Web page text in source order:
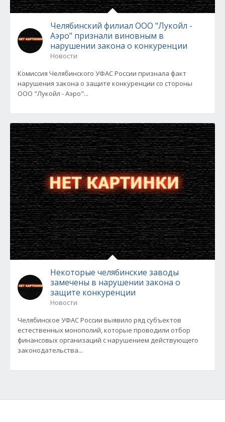
Челябинский филиал ООО "Лукойл -
Аэро" признали виновным в
нарушении закона о конкуренции
Новости
Комиссия Челябинского УФАС России признала факт
нарушения закона о защите конкуренции со стороны
ООО "Лукойл - Аэро"...
Некоторые челябинские заводы
замечены в нарушении закона о
защите конкуренции
Новости
Челябинское УФАС России выявило ряд субъектов
естественных монополий, которые проводили отбор
финансовых организаций с нарушением действующего
законодательства...